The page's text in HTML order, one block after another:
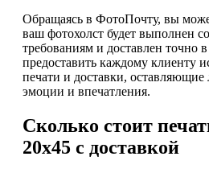
Обращаясь в ФотоПочту, вы
ваш фотохолст будет выполнен
требованиям и доставлен точно
предоставить каждому клиенту
печати и доставки,
эмоции и впечатления.
Сколько стоит
20х45 с доставкой